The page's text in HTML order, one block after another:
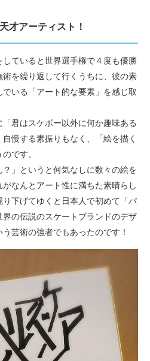
才アーティスト！
ていると世界選手権で４度も優勝
を繰り返して行くうちに、彼の素
いる「アート的な要素」を感じ取
君はスケボー以外に何か趣味ある
慢する素振りもなく、「絵を描く
です。
」というと何気なしに数々の絵を
なんとアート性に満ちた素晴らし
下げてゆくと日本人で初めて「パ
の伝説のスケートブランドのデザ
芸術の強者でもあったのです！